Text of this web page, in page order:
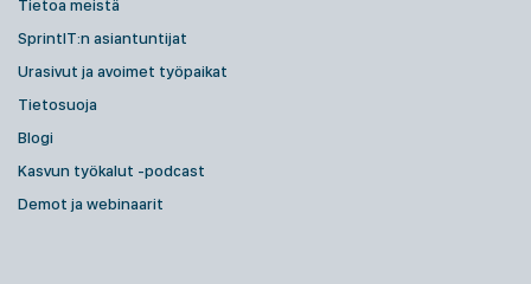
Tietoa meistä
SprintIT:n asiantuntijat
Urasivut ja avoimet työpaikat
Tietosuoja
Blogi
Kasvun työkalut -podcast
Demot ja webinaarit